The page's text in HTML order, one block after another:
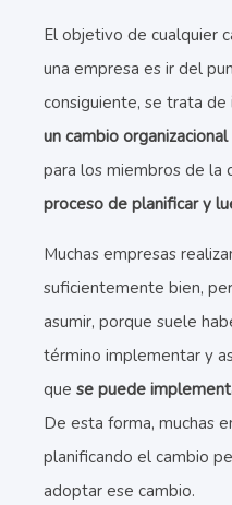
El objetivo de cualquier
una empresa es ir del
consiguiente, se trata de
un cambio organizacional
para los miembros de la
proceso de planificar y
Muchas empresas
suficientemente bien,
asumir, porque suele
término implementar y
que se puede
De esta forma, muchas
planificando el cambio
adoptar ese cambio.